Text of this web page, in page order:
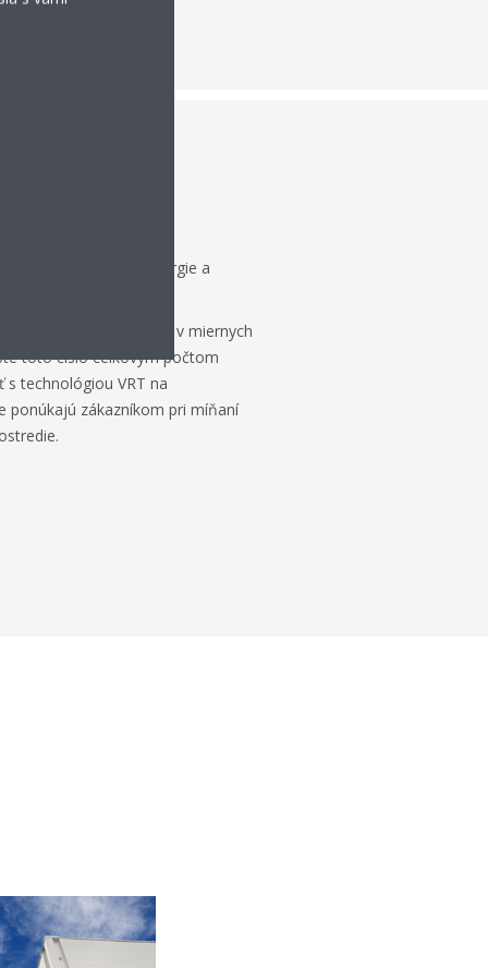
sa týka spotreby energie a
o 21% menej energie v miernych
toto číslo celkovým počtom
s technológiou VRT na
ponúkajú zákazníkom pri míňaní